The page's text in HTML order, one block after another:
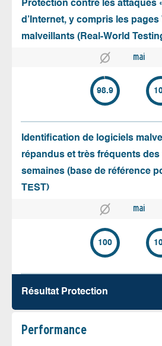
Protection contre les attaques
d’Internet, y compris les pages
malveillants (Real-World
mai
98.9
Identification de logiciels
répandus et très fréquents des
semaines (base de référence
TEST)
mai
100
Résultat Protection
Performance